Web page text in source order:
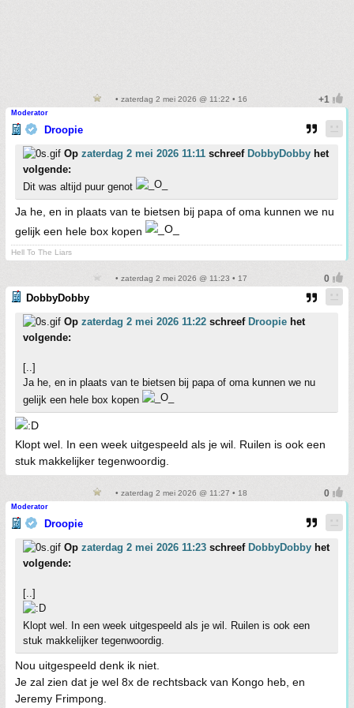
• zaterdag 2 mei 2026 @ 11:22 • 16
Moderator
Droopie
Op zaterdag 2 mei 2026 11:11 schreef DobbyDobby het
volgende:
Dit was altijd puur genot
Ja he, en in plaats van te bietsen bij papa of oma kunnen we nu
gelijk een hele box kopen
Hell To The Liars
• zaterdag 2 mei 2026 @ 11:23 • 17
DobbyDobby
Op zaterdag 2 mei 2026 11:22 schreef Droopie het
volgende:
[..]
Ja he, en in plaats van te bietsen bij papa of oma kunnen we nu
gelijk een hele box kopen
Klopt wel. In een week uitgespeeld als je wil. Ruilen is ook een
stuk makkelijker tegenwoordig.
• zaterdag 2 mei 2026 @ 11:27 • 18
Moderator
Droopie
Op zaterdag 2 mei 2026 11:23 schreef DobbyDobby het
volgende:
[..]
Klopt wel. In een week uitgespeeld als je wil. Ruilen is ook een
stuk makkelijker tegenwoordig.
Nou uitgespeeld denk ik niet.
Je zal zien dat je wel 8x de rechtsback van Kongo heb, en
Jeremy Frimpong.